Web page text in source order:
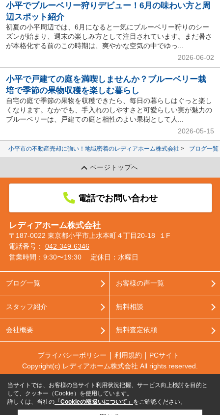
小平でブルーベリー狩りデビュー！6月の味わい方と周
辺スポット紹介
初夏の小平周辺では、6月になると一気にブルーベリー狩りのシー
ズンが始まり、週末の楽しみ方として注目されています。まだ暑さ
が本格化する前のこの時期は、爽やかな空気の中でゆっ...
2026-06-02
小平で戸建ての庭を満喫しませんか？ブルーベリー栽
培で季節の果物収穫を楽しむ暮らし
自宅の庭で季節の果物を収穫できたら、毎日の暮らしはぐっと楽し
くなります。なかでも、手入れのしやすさと可愛らしい実が魅力の
ブルーベリーは、戸建ての庭と相性のよい果樹として人...
2026-05-15
小平市の不動産売却に強い！地域密着のレディアホーム株式会社 ブログ一覧
ページトップへ
電話でお問い合わせ
レディアホーム株式会社
〒187-0022 東京都小平市上水本町４丁目20-18 １F
電話番号： 042-349-6346
営業時間：9:30〜19:30
定休日：水曜日
ブログ一覧
スタッフ紹介
会社概要
お客様の声一覧
無料相談
無料査定依頼
プライバシーポリシー 利用規約
PCサイト
Copyright(c) レディアホーム株式会社 All rights reserved.
当サイトでは、お客様の当サイト利用状況把握、サービス向上検討を目的と
して、クッキー（Cookie）を使用しています。
詳しくは、当社の 「Cookieの取扱いについて」 をご確認ください。